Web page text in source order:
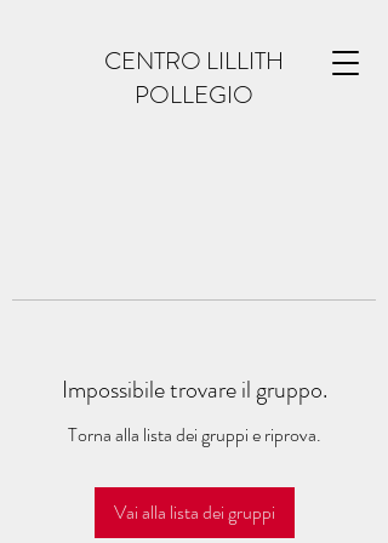
CENTRO LILLITH
POLLEGIO
Impossibile trovare il gruppo.
Torna alla lista dei gruppi e riprova.
Vai alla lista dei gruppi